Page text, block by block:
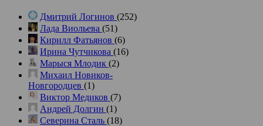
Дмитрий Логинов (252)
Лада Виольева (51)
Кирилл Фатьянов (6)
Ирина Чутчикова (16)
Марыся Млодик (2)
Михаил Новиков-
Новгородцев (1)
Виктор Медиков (7)
Андрей Долгин (1)
Северина Сталь (18)